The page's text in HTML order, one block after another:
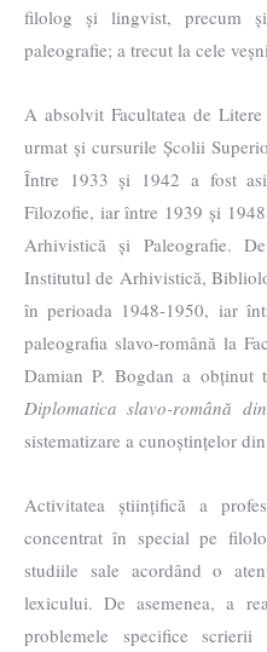
filolog și lingvist, precum
paleografie; a trecut la cele
A absolvit Facultatea de
urmat și cursurile Școlii
Între 1933 și 1942 a fost
Filozofie, iar între 1939 și
Arhivistică și Paleografie.
Institutul de Arhivistică,
în perioada 1948-1950, iar
paleografia slavo-română la
Damian P. Bogdan a
Diplomatica slavo-română
sistematizare a cunoștințelor
Activitatea științifică a
concentrat în special pe
studiile sale acordând o
lexicului. De asemenea, a
problemele specifice